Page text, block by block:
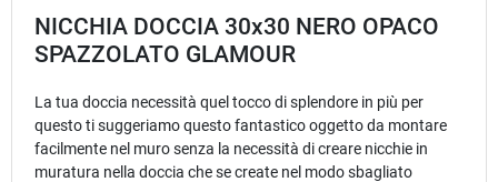
NICCHIA DOCCIA 30x30 NERO OPACO
SPAZZOLATO GLAMOUR
La tua doccia necessità quel tocco di splendore in più per
questo ti suggeriamo questo fantastico oggetto da montare
facilmente nel muro senza la necessità di creare nicchie in
muratura nella doccia che se create nel modo sbagliato